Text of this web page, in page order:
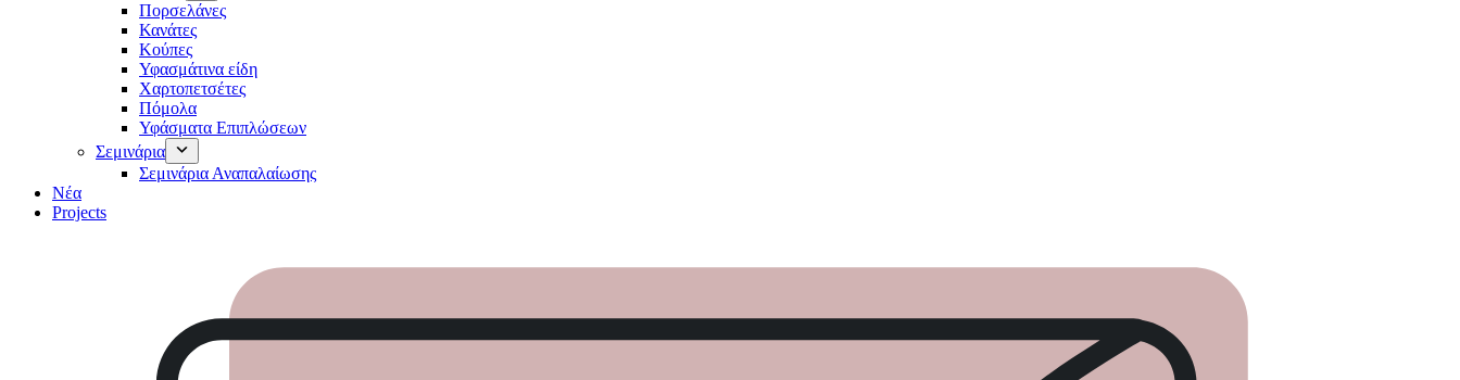
Πορσελάνες
Κανάτες
Κούπες
Υφασμάτινα είδη
Χαρτοπετσέτες
Πόμολα
Υφάσματα Επιπλώσεων
Σεμινάρια
Σεμινάρια Αναπαλαίωσης
Νέα
Projects